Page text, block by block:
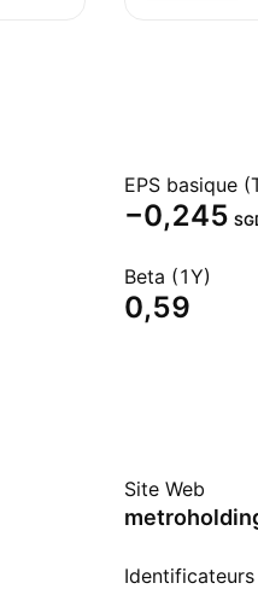
EPS basique
−0,245
Beta (1Y)
0,59
Site Web
Identificateurs